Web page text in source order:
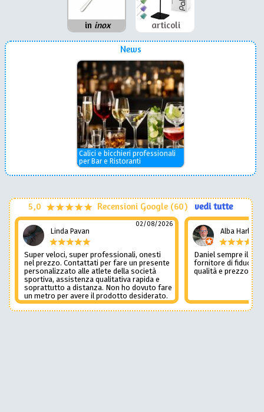
in inox articoli
News
Calici e bicchieri professionali
per Bar e Ristoranti
5,0 Recensioni Google (60) vedi tutte
Linda Pavan
02/08/2026
Super veloci, super professionali, onesti
nel prezzo. Contattati per fare un presente
personalizzato alle atlete della società
sportiva, assistenza qualitativa rapida e
soprattutto a distanza. Non ho dovuto fare
un metro per avere il prodotto desiderato.
Una assistenza del genere è rara e
preziosa. Credo li contatterò ancora in
Alba Harley
Daniel sempre il
fornitore di fiducia
qualità e prezzo